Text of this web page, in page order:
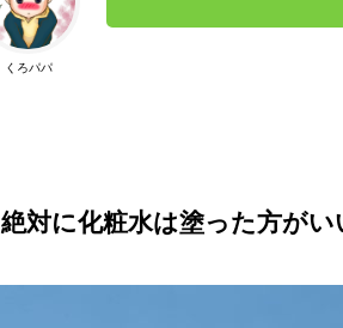
くろパパ
絶対に化粧水は塗った方がい